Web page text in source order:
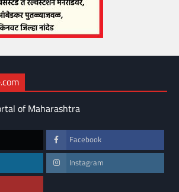
of Maharashtra
Facebook
Instagram